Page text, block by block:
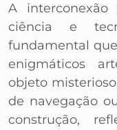
A interconexão
ciência e
fundamental
enigmáticos
objeto
de navegação
construção,